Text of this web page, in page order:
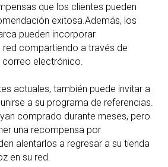
que los clientes pueden
exitosa.Además, los
pueden incorporar
red compartiendo a través de
electrónico.
actuales, también puede invitar a
a su programa de referencias.
comprado durante meses, pero
una recompensa por
alentarlos a regresar a su tienda
en su red.